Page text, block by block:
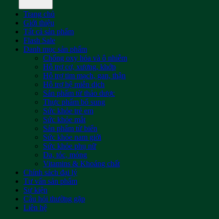
Trang chủ
Giới thiệu
Tất cả sản phẩm
Flash Sale
Danh mục sản phẩm
Chống oxy hóa và ô nhiễm
Hỗ trợ cơ, xương, khớp
Hỗ trợ tim mạch, gan, thận
Hỗ trợ hệ miễn dịch
Sản phẩm từ thảo dược
Thực phẩm bổ sung
Sức khỏe trẻ em
Sức khỏe mắt
Sản phẩm từ biển
Sức khỏe nam giới
Sức khỏe phụ nữ
Da, tóc, móng
Vitamins & Khoáng chất
Chính sách đại lý
Tư vấn sản phẩm
Sự kiện
Câu hỏi thường gặp
Liên hệ